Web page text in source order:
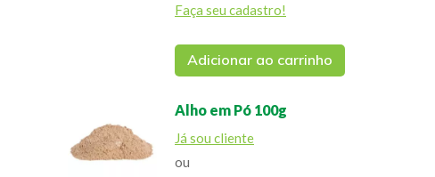
Faça seu cadastro!
Adicionar ao carrinho
Alho em Pó 100g
Já sou cliente
ou